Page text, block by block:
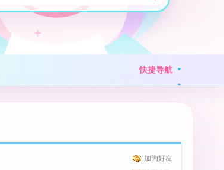
快捷导航
加为好友